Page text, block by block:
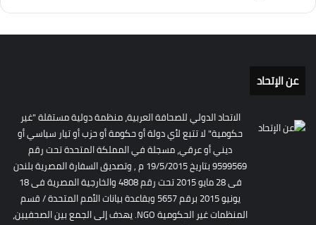
عن الإتحاد
الاتحاد الدولي للصحافة العربية، منظمة دولية مستقلة "غير
حكومية" لا تتبع لأي دولة أو حكومة أو حزب أو تيار سياسي أو
ديني أو عرقي، مسجلة في المملكة المتحدة تحت رقم
9599569 بتاريخ 19/5/2015 م , وتصديق السفارة المصرية بلندن
فى 28 مايو 2015 تحت رقم 4808 والخارجية المصرية فى 18
يونيو 2015 برقم 5657 وبقاعدة بيانات الأمم المتحدة / قسم
المنظمات غير الحكومية NGO. يهدف إلى الجمع بين الصحفيين،